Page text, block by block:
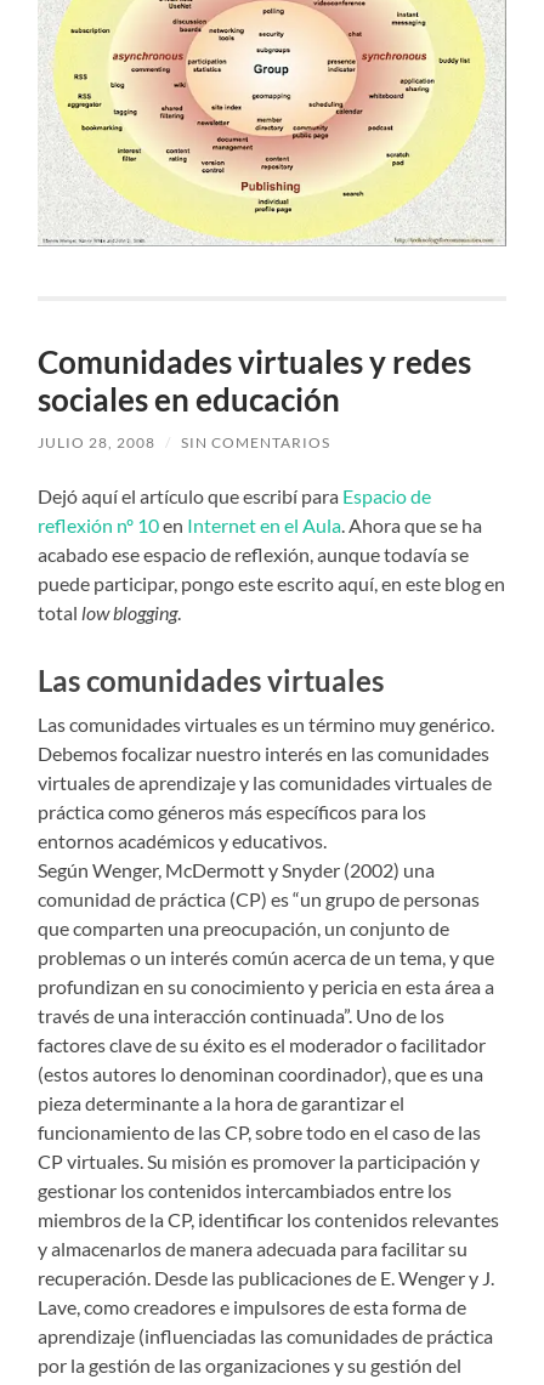
Comunidades virtuales y redes
sociales en educación
JULIO 28, 2008 / SIN COMENTARIOS
Dejó aquí el artículo que escribí para Espacio de
reflexión nº 10en Internet en el Aula . Ahora que se ha
acabado ese espacio de reflexión, aunque todavía se
puede participar, pongo este escrito aquí, en este blog en
total low blogging.
Las comunidades virtuales
Las comunidades virtuales es un término muy genérico.
Debemos focalizar nuestro interés en las comunidades
virtuales de aprendizaje y las comunidades virtuales de
práctica como géneros más específicos para los
entornos académicos y educativos.
Según Wenger, McDermott y Snyder (2002) una
comunidad de práctica (CP) es “un grupo de personas
que comparten una preocupación, un conjunto de
problemas o un interés común acerca de un tema, y que
profundizan en su conocimiento y pericia en esta área a
través de una interacción continuada”. Uno de los
factores clave de su éxito es el moderador o facilitador
(estos autores lo denominan coordinador), que es una
pieza determinante a la hora de garantizar el
funcionamiento de las CP, sobre todo en el caso de las
CP virtuales. Su misión es promover la participación y
gestionar los contenidos intercambiados entre los
miembros de la CP, identificar los contenidos relevantes
y almacenarlos de manera adecuada para facilitar su
recuperación. Desde las publicaciones de E. Wenger y J.
Lave, como creadores e impulsores de esta forma de
aprendizaje (influenciadas las comunidades de práctica
por la gestión de las organizaciones y su gestión del